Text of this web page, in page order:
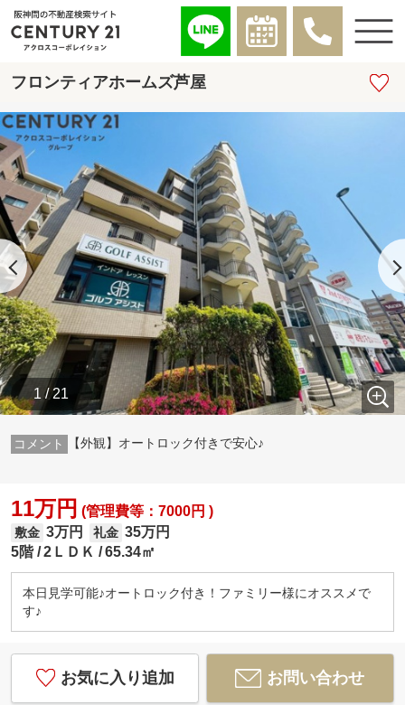
フロンティアホームズ芦屋
【外観】オートロック付きで安心♪
1 / 21
11万円 (管理費等：7000円 )
敷金 3万円 礼金 35万円
5階 2ＬＤＫ 65.34㎡
本日見学可能♪オートロック付き！ファミリー様にオススメで
す♪
お気に入り追加 お問い合わせ